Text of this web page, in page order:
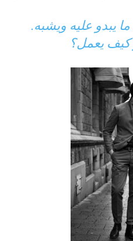
يبدو عليه ويشبه.
كيف يعمل؟